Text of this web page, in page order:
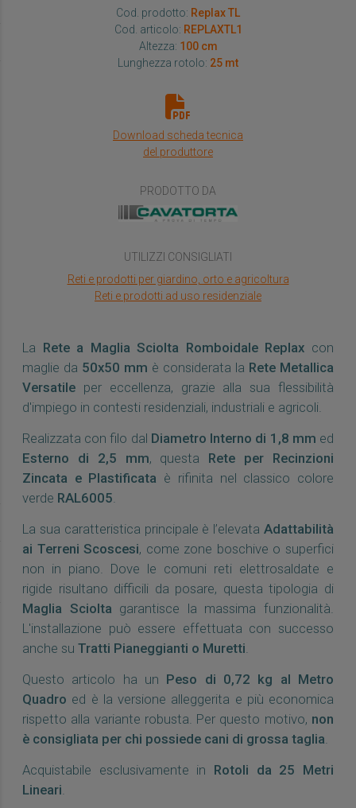
Cod. prodotto: Replax TL
Cod. articolo: REPLAXTL1
Altezza: 100 cm
Lunghezza rotolo: 25 mt
Download scheda tecnica
del produttore
PRODOTTO DA
UTILIZZI CONSIGLIATI
Reti e prodotti per giardino, orto e agricoltura
Reti e prodotti ad uso residenziale
La Rete a Maglia Sciolta Romboidale Replax con
maglie da 50x50 mm è considerata la Rete Metallica
Versatile per eccellenza, grazie alla sua flessibilità
d'impiego in contesti residenziali, industriali e agricoli.
Realizzata con filo dal Diametro Interno di 1,8 mm ed
Esterno di 2,5 mm, questa Rete per Recinzioni
Zincata e Plastificata è rifinita nel classico colore
verde RAL6005
La sua caratteristica principale è l’elevata Adattabilità
ai Terreni Scoscesi, come zone boschive o superfici
non in piano. Dove le comuni reti elettrosaldate e
rigide risultano difficili da posare, questa tipologia di
Maglia Sciolta garantisce la massima funzionalità.
L'installazione può essere effettuata con successo
anche su Tratti Pianeggianti o Muretti
Questo articolo ha un Peso di 0,72 kg al Metro
Quadro ed è la versione alleggerita e più economica
rispetto alla variante robusta. Per questo motivo, non
è consigliata per chi possiede cani di grossa taglia
Acquistabile esclusivamente in Rotoli da 25 Metri
Lineari